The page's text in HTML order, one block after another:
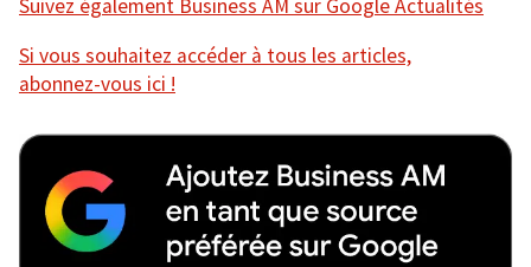
Suivez également Business AM sur Google Actualités
Si vous souhaitez accéder à tous les articles,
abonnez-vous ici !